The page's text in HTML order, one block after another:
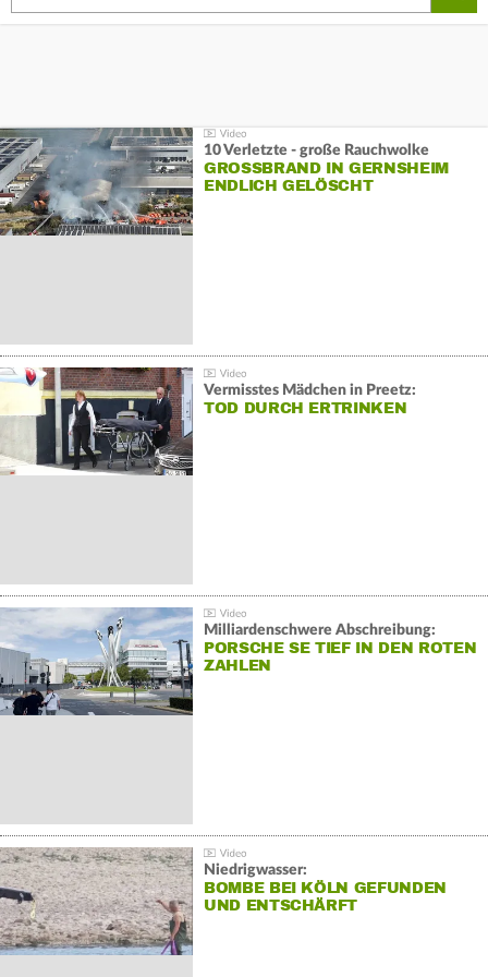
10 Verletzte - große Rauchwolke
GROSSBRAND IN GERNSHEIM E
NDLICH GELÖSCHT
Vermisstes Mädchen in Preetz:
TOD DURCH ERTRINKEN
Milliardenschwere Abschreibung:
PORSCHE SE TIEF IN DEN ROTEN
ZAHLEN
Niedrigwasser:
BOMBE BEI KÖLN GEFUNDEN
UND ENTSCHÄRFT